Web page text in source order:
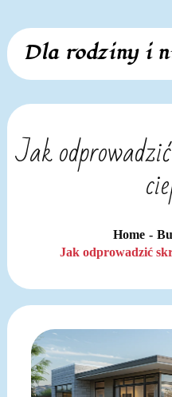
Skip
content
Dla rodziny i
Jak
Home
Jak odprowadzić